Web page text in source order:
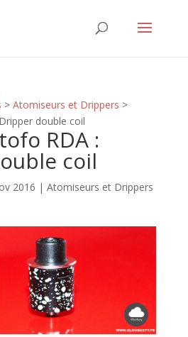
> Atomiseurs et Drippers >
double coil
RDA :
coil
2016 | Atomiseurs et Drippers